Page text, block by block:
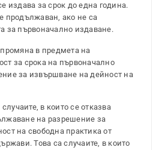
издава за срок до една година.
продължаван, ако не са
за първоначално издаване.
в предмета на
за срока на първоначално
за извършване на дейност на
в които се отказва
на разрешение за
на свободна практика от
Това са случаите, в които